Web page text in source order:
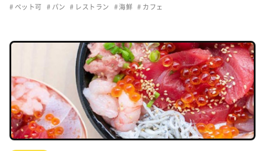
ペット可 パン レストラン 海鮮 カフェ